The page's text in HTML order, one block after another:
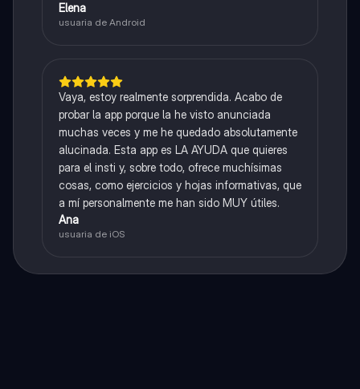
Elena
usuaria de Android
Vaya, estoy realmente sorprendida. Acabo de
probar la app porque la he visto anunciada
muchas veces y me he quedado absolutamente
alucinada. Esta app es LA AYUDA que quieres
para el insti y, sobre todo, ofrece muchísimas
cosas, como ejercicios y hojas informativas, que
a mí personalmente me han sido MUY útiles.
Ana
usuaria de iOS